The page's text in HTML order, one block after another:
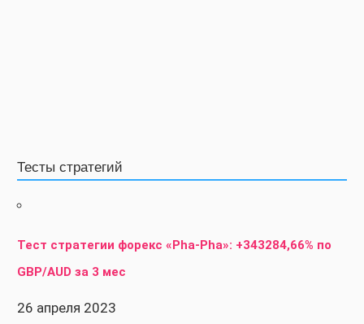
Тесты стратегий
Тест стратегии форекс «Pha-Pha»: +343284,66% по
GBP/AUD за 3 мес
26 апреля 2023